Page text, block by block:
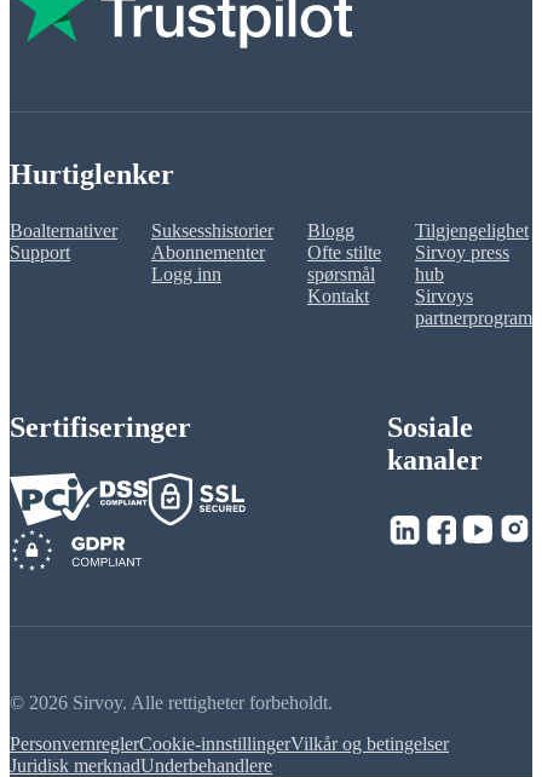
Hurtiglenker
Boalternativer
Support
Suksesshistorier
Abonnementer
Logg inn
Blogg
Ofte stilte
spørsmål
Kontakt
Tilgjengelighet
Sirvoy press
hub
Sirvoys
partnerprogram
Sertifiseringer
Sosiale
kanaler
© 2026 Sirvoy. Alle rettigheter forbeholdt.
PersonvernreglerCookie-innstillingerVilkår og betingelser
Juridisk merknadUnderbehandlere